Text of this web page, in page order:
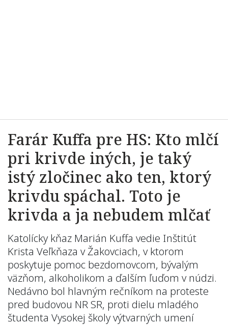
Farár Kuffa pre HS: Kto mlčí
pri krivde iných, je taký
istý zločinec ako ten, ktorý
krivdu spáchal. Toto je
krivda a ja nebudem mlčať
Katolícky kňaz Marián Kuffa vedie Inštitút
Krista Veľkňaza v Žakovciach, v ktorom
poskytuje pomoc bezdomovcom, bývalým
väzňom, alkoholikom a ďalším ľuďom v núdzi.
Nedávno bol hlavným rečníkom na proteste
pred budovou NR SR, proti dielu mladého
študenta Vysokej školy výtvarných umení